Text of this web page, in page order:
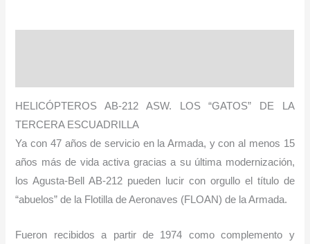
HELICÓPTEROS AB-212 ASW. LOS “GATOS” DE LA
TERCERA ESCUADRILLA
Ya con 47 años de servicio en la Armada, y con al menos 15
años más de vida activa gracias a su última modernización,
los Agusta-Bell AB-212 pueden lucir con orgullo el título de
“abuelos” de la Flotilla de Aeronaves (FLOAN) de la Armada.
Fueron recibidos a partir de 1974 como complemento y